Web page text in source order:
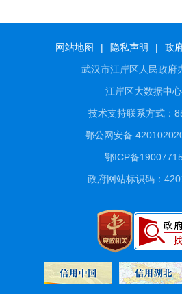
网站地图 | 隐私声明 |
政
武汉市江岸区人民政府
江岸区大数据中
技术支持联系方式：
鄂公网安备
鄂ICP备
政府网站标识码：